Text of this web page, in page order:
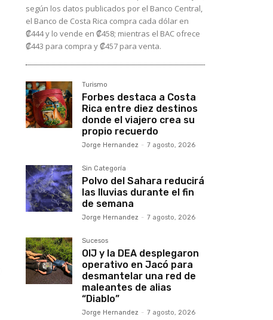
según los datos publicados por el Banco Central,
el Banco de Costa Rica compra cada dólar en
₡444 y lo vende en ₡458; mientras el BAC ofrece
₡443 para compra y ₡457 para venta.
Turismo
Forbes destaca a Costa
Rica entre diez destinos
donde el viajero crea su
propio recuerdo
Jorge Hernandez - 7 agosto, 2026
Sin Categoría
Polvo del Sahara reducirá
las lluvias durante el fin
de semana
Jorge Hernandez - 7 agosto, 2026
Sucesos
OIJ y la DEA desplegaron
operativo en Jacó para
desmantelar una red de
maleantes de alias
“Diablo”
Jorge Hernandez - 7 agosto, 2026